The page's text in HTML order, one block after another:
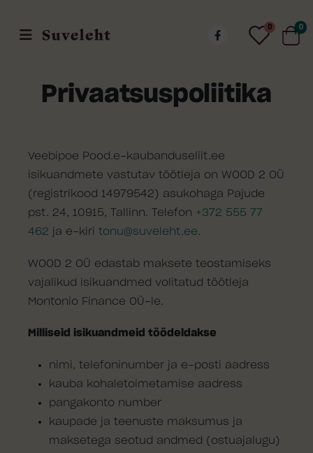
0 0
Privaatsuspoliitika
Veebipoe Pood.e-kaubanduseliit.ee
isikuandmete vastutav töötleja on WOOD 2 OÜ
(registrikood 14979542) asukohaga Pajude
pst. 24, 10915, Tallinn. Telefon +372 555 77
462 ja e-kiri tonu@suveleht.ee.
WOOD 2 OÜ edastab maksete teostamiseks
vajalikud isikuandmed volitatud töötleja
Montonio Finance OÜ-le.
Milliseid isikuandmeid töödeldakse
nimi, telefoninumber ja e-posti aadress
kauba kohaletoimetamise aadress
pangakonto number
kaupade ja teenuste maksumus ja
maksetega seotud andmed (ostuajalugu)